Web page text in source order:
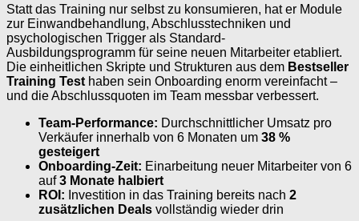
Statt das Training nur selbst zu konsumieren, hat er Module
zur Einwandbehandlung, Abschlusstechniken und
psychologischen Trigger als Standard-
Ausbildungsprogramm für seine neuen Mitarbeiter etabliert.
Die einheitlichen Skripte und Strukturen aus dem Bestseller
Training Test haben sein Onboarding enorm vereinfacht –
und die Abschlussquoten im Team messbar verbessert.
Team-Performance: Durchschnittlicher Umsatz pro
Verkäufer innerhalb von 6 Monaten um 38 %
gesteigert
Onboarding-Zeit: Einarbeitung neuer Mitarbeiter von 6
auf3 Monate halbiert
ROI: Investition in das Training bereits nach 2
zusätzlichen Deals vollständig wieder drin